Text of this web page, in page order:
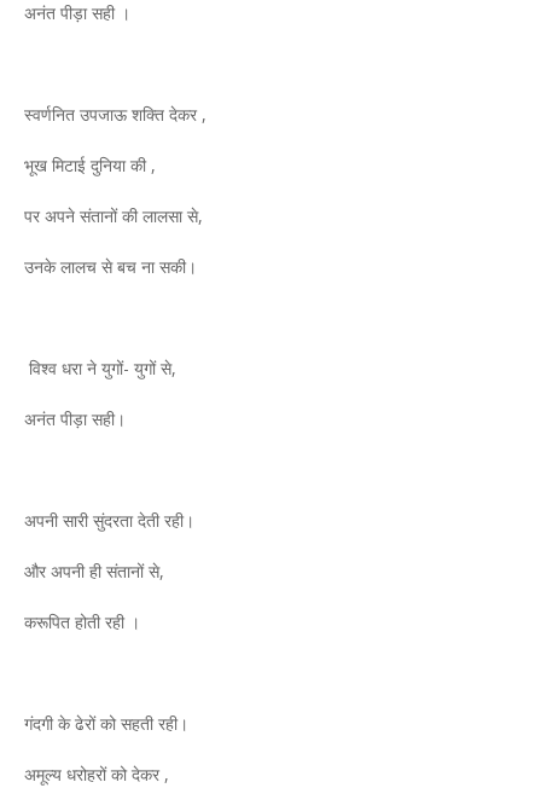
अनंत पीड़ा सही ।
स्वर्णनित उपजाऊ शक्ति देकर ,
भूख मिटाई दुनिया की ,
पर अपने संतानों की लालसा से,
उनके लालच से बच ना सकी।
विश्व धरा ने युगों- युगों से,
अनंत पीड़ा सही।
अपनी सारी सुंदरता देती रही।
और अपनी ही संतानों से,
करूपित होती रही ।
गंदगी के ढेरों को सहती रही।
अमूल्य धरोहरों को देकर ,